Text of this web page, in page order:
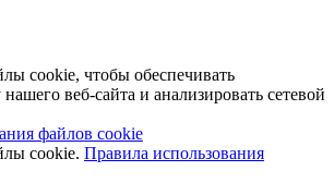
cookie, чтобы обеспечивать
веб-сайта и анализировать сетевой
файлов cookie
cookie. Правила использования